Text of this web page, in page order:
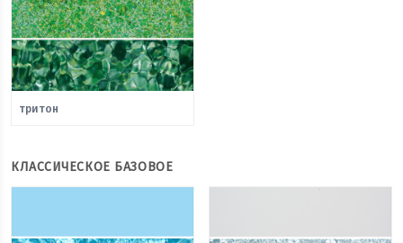
тритон
КЛАССИЧЕСКОЕ БАЗОВОЕ